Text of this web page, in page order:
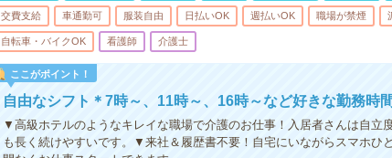
交費支給 車通勤可 服装自由 日払いOK 週払いOK 職場が禁煙
自転車・バイクOK 看護師 介護士
ここがポイント！
自由なシフト＊7時～、11時～、16時～など好きな勤務時
▼高級ホテルのようなキレイな職場で介護のお仕事！入居者さんは自立
も長く続けやすいです。▼来社＆履歴書不要！自宅にいながらスマホひ